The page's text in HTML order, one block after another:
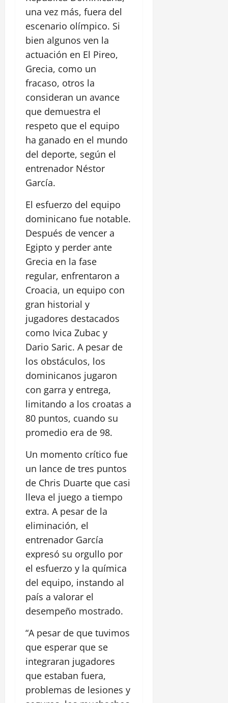
una vez más, fuera del
escenario olímpico. Si
bien algunos ven la
actuación en El Pireo,
Grecia, como un
fracaso, otros la
consideran un avance
que demuestra el
respeto que el equipo
ha ganado en el mundo
del deporte, según el
entrenador Néstor
García.
El esfuerzo del equipo
dominicano fue notable.
Después de vencer a
Egipto y perder ante
Grecia en la fase
regular, enfrentaron a
Croacia, un equipo con
gran historial y
jugadores destacados
como Ivica Zubac y
Dario Saric. A pesar de
los obstáculos, los
dominicanos jugaron
con garra y entrega,
limitando a los croatas a
80 puntos, cuando su
promedio era de 98.
Un momento crítico fue
un lance de tres puntos
de Chris Duarte que casi
lleva el juego a tiempo
extra. A pesar de la
eliminación, el
entrenador García
expresó su orgullo por
el esfuerzo y la química
del equipo, instando al
país a valorar el
desempeño mostrado.
“A pesar de que tuvimos
que esperar que se
integraran jugadores
que estaban fuera,
problemas de lesiones y